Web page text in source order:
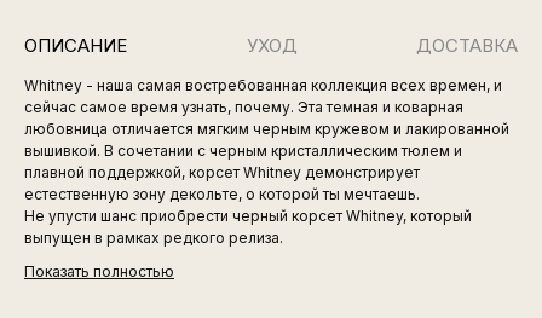
ОПИСАНИЕ УХОД ДОСТАВКА
Whitney - наша самая востребованная коллекция всех времен, и
сейчас самое время узнать, почему. Эта темная и коварная
любовница отличается мягким черным кружевом и лакированной
вышивкой. В сочетании с черным кристаллическим тюлем и
плавной поддержкой, корсет Whitney демонстрирует
естественную зону декольте, о которой ты мечтаешь.
Не упусти шанс приобрести черный корсет Whitney, который
выпущен в рамках редкого релиза.
Показать полностью